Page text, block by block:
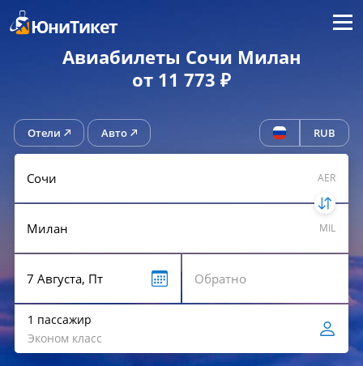
ЮниТикет Меню
Авиабилеты Сочи Милан
от 11 773 ₽
Отели Авто RUB
AER
MIL
1 пассажир
Эконом класс